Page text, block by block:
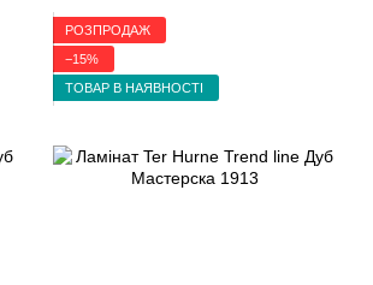
РОЗПРОДАЖ
−15%
ТОВАР В НАЯВНОСТІ